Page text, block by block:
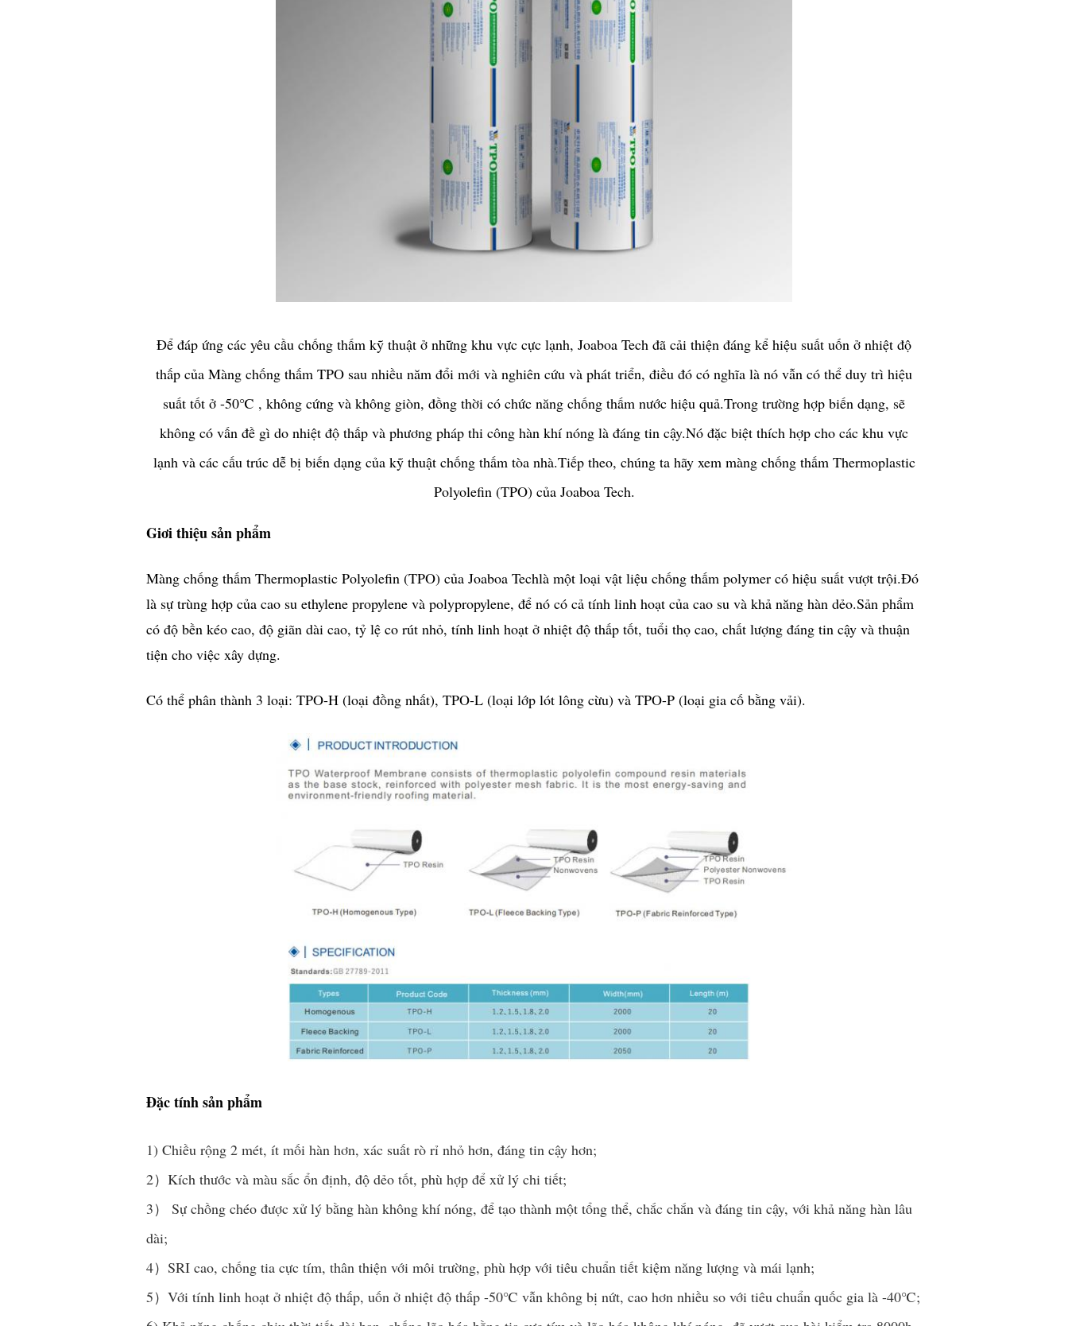
Để đáp ứng các yêu cầu chống thấm kỹ thuật ở những khu vực cực lạnh, Joaboa Tech đã cải thiện đáng kể hiệu suất uốn ở nhiệt độ
thấp của Màng chống thấm TPO sau nhiều năm đổi mới và nghiên cứu và phát triển, điều đó có nghĩa là nó vẫn có thể duy trì hiệu
suất tốt ở -50℃ , không cứng và không giòn, đồng thời có chức năng chống thấm nước hiệu quả.Trong trường hợp biến dạng, sẽ
không có vấn đề gì do nhiệt độ thấp và phương pháp thi công hàn khí nóng là đáng tin cậy.Nó đặc biệt thích hợp cho các khu vực
lạnh và các cấu trúc dễ bị biến dạng của kỹ thuật chống thấm tòa nhà.Tiếp theo, chúng ta hãy xem màng chống thấm Thermoplastic
Polyolefin (TPO) của Joaboa Tech.
Giơi thiệu sản phẩm
Màng chống thấm Thermoplastic Polyolefin (TPO) của Joaboa Techlà một loại vật liệu chống thấm polymer có hiệu suất vượt trội.Đó
là sự trùng hợp của cao su ethylene propylene và polypropylene, để nó có cả tính linh hoạt của cao su và khả năng hàn dẻo.Sản phẩm
có độ bền kéo cao, độ giãn dài cao, tỷ lệ co rút nhỏ, tính linh hoạt ở nhiệt độ thấp tốt, tuổi thọ cao, chất lượng đáng tin cậy và thuận
tiện cho việc xây dựng.
Có thể phân thành 3 loại: TPO-H (loại đồng nhất), TPO-L (loại lớp lót lông cừu) và TPO-P (loại gia cố bằng vải).
Đặc tính sản phẩm
1) Chiều rộng 2 mét, ít mối hàn hơn, xác suất rò rỉ nhỏ hơn, đáng tin cậy hơn;
2）Kích thước và màu sắc ổn định, độ dẻo tốt, phù hợp để xử lý chi tiết;
3） Sự chồng chéo được xử lý bằng hàn không khí nóng, để tạo thành một tổng thể, chắc chắn và đáng tin cậy, với khả năng hàn lâu
dài;
4）SRI cao, chống tia cực tím, thân thiện với môi trường, phù hợp với tiêu chuẩn tiết kiệm năng lượng và mái lạnh;
5）Với tính linh hoạt ở nhiệt độ thấp, uốn ở nhiệt độ thấp -50℃ vẫn không bị nứt, cao hơn nhiều so với tiêu chuẩn quốc gia là -40℃;